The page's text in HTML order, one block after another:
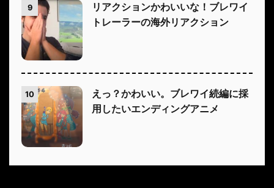
9
リアクションかわいいな！ブレワイ
トレーラーの海外リアクション
10
えっ？かわいい。ブレワイ続編に採
用したいエンディングアニメ